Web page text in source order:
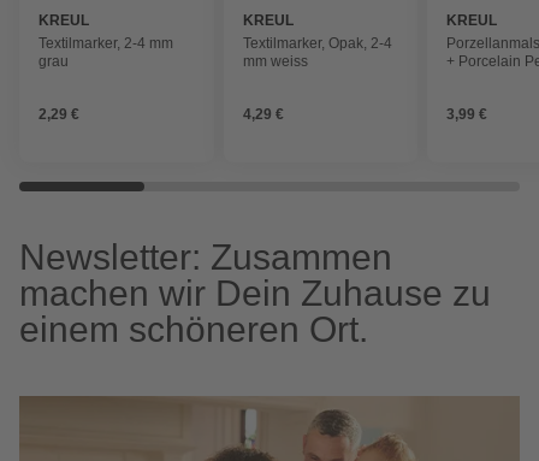
KREUL
Textilmarker, 2-4 mm
grau
2,29 €
KREUL
Textilmarker, Opak, 2-4
mm weiss
4,29 €
KREUL
+ Porcelain
3,99 €
Newsletter: Zusammen
machen wir Dein Zuhause zu
einem schöneren Ort.